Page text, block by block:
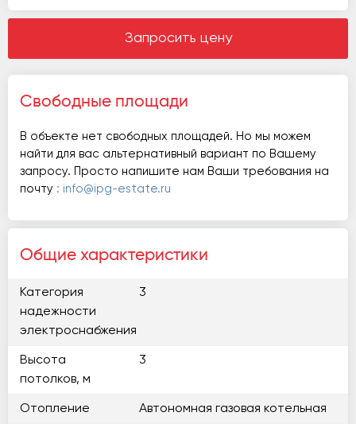
Запросить цену
Свободные площади
В объекте нет свободных площадей. Но мы можем
найти для вас альтернативный вариант по Вашему
запросу. Просто напишите нам Ваши требования на
почту : info@ipg-estate.ru
Общие характеристики
Категория
надежности
электроснабжения
3
Высота
потолков, м
3
Отопление Автономная газовая котельная